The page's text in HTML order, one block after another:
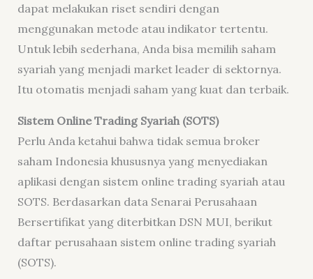
dapat melakukan riset sendiri dengan
menggunakan metode atau indikator tertentu.
Untuk lebih sederhana, Anda bisa memilih saham
syariah yang menjadi market leader di sektornya.
Itu otomatis menjadi saham yang kuat dan terbaik.
Sistem Online Trading Syariah (SOTS)
Perlu Anda ketahui bahwa tidak semua broker
saham Indonesia khususnya yang menyediakan
aplikasi dengan sistem online trading syariah atau
SOTS. Berdasarkan data Senarai Perusahaan
Bersertifikat yang diterbitkan DSN MUI, berikut
daftar perusahaan sistem online trading syariah
(SOTS).